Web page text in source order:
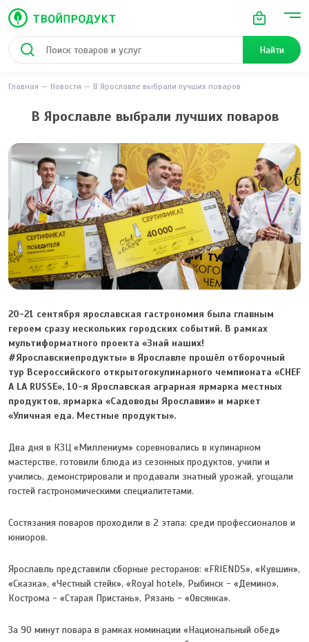
Найти
Главная Новости В Ярославле выбрали лучших поваров
В Ярославле выбрали лучших поваров
20-21 сентября ярославская гастрономия была главным
героем сразу нескольких городских событий. В рамках
мультиформатного проекта «Знай наших!
#Ярославскиепродукты» в Ярославле прошёл отборочный
тур Всероссийского открытогокулинарного чемпионата «CHEF
A LA RUSSE», 10-я Ярославская аграрная ярмарка местных
продуктов, ярмарка «Садоводы Ярославии» и маркет
«Уличная еда. Местные продукты».
Два дня в КЗЦ «Миллениум» соревновались в кулинарном
мастерстве, готовили блюда из сезонных продуктов, учили и
учились, демонстрировали и продавали знатный урожай, угощали
гостей гастрономическими специалитетами.
Состязания поваров проходили в 2 этапа: среди профессионалов и
юниоров.
Ярославль представили сборные ресторанов: «FRIENDS», «Кувшин»,
«Сказка», «Честный стейк», «Royal hotel», Рыбинск - «Демино»,
Кострома - «Старая Пристань», Рязань - «Овсянка».
За 90 минут повара в рамках номинации «Национальный обед»